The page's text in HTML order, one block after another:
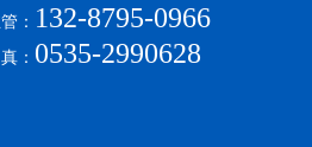
： 132-8795-0966
： 0535-2990628